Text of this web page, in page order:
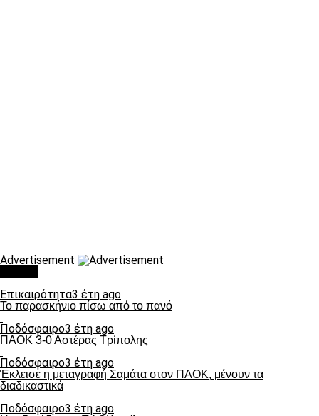
Advertisement
Επικαιρότητα3 έτη ago
Το παρασκήνιο πίσω από το πανό
Ποδόσφαιρο3 έτη ago
ΠΑΟΚ 3-0 Αστέρας Τρίπολης
Ποδόσφαιρο3 έτη ago
Έκλεισε η μεταγραφή Σαμάτα στον ΠΑΟΚ, μένουν τα
διαδικαστικά
Ποδόσφαιρο3 έτη ago